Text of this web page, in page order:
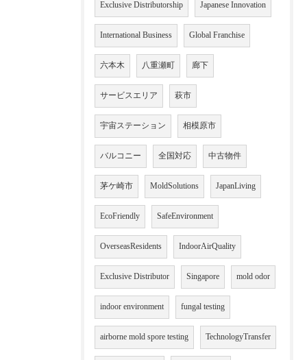
Exclusive Distributorship Japanese Innovation
International Business Global Franchise
六本木 八重瀬町 廊下
サービスエリア 萩市
宇宙ステーション 相模原市
バルコニー 全国対応 中古物件
茅ケ崎市 MoldSolutions JapanLiving
EcoFriendly SafeEnvironment
OverseasResidents IndoorAirQuality
Exclusive Distributor Singapore mold odor
indoor environment fungal testing
airborne mold spore testing TechnologyTransfer